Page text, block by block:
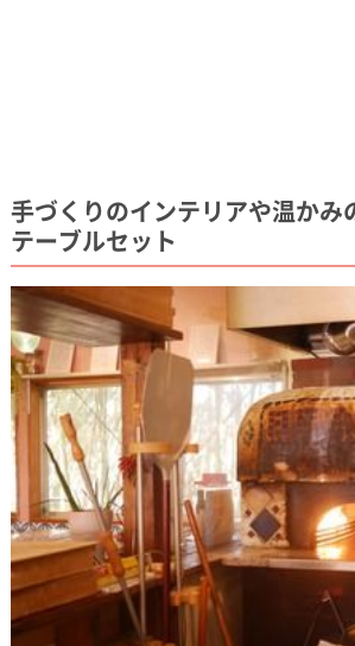
手づくりのインテリアや温かみ
テーブルセット